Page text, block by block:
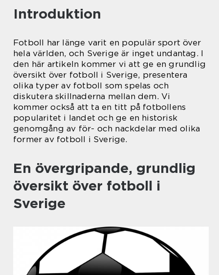
Introduktion
Fotboll har länge varit en populär sport över
hela världen, och Sverige är inget undantag. I
den här artikeln kommer vi att ge en grundlig
översikt över fotboll i Sverige, presentera
olika typer av fotboll som spelas och
diskutera skillnaderna mellan dem. Vi
kommer också att ta en titt på fotbollens
popularitet i landet och ge en historisk
genomgång av för- och nackdelar med olika
former av fotboll i Sverige.
En övergripande, grundlig
översikt över fotboll i
Sverige